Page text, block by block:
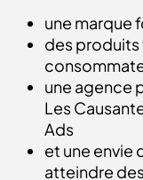
une marque
des produits
une agence
Les
Ads
et une envie
atteindre